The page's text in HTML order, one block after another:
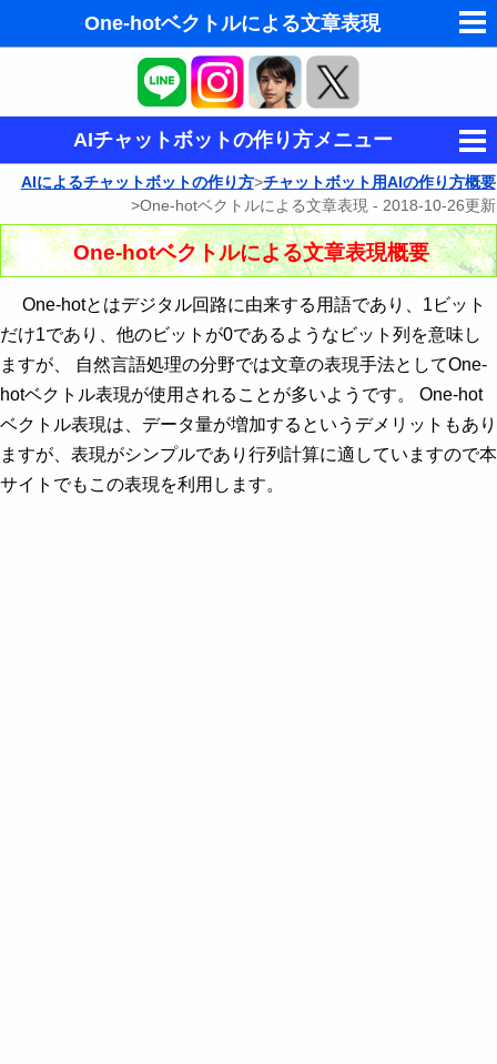
One-hotベクトルによる文章表現
東洋・西洋占星術
東洋・西洋占星術
夢の夢占い
Western-Eastern Astrology
AIチャットボットの作り方メニュー
チャットボット用AIの作り方概要
One-hotベクトルによる文章表現
AIチャットボット環境の作り方と故障診断
ディープラーニング用GPU環境の作り方
GPUの故障診断
AIとは - ニューラルネットワーク
誤差逆伝播法
AIの応用例
姿勢推定 - PoseEstimation
AIによるチャットボットの作り方>チャットボット用AIの作り方概要
>One-hotベクトルによる文章表現 - 2018-10-26更新
One-hotベクトルによる文章表現概要
One-hotとはデジタル回路に由来する用語であり、1ビット
だけ1であり、他のビットが0であるようなビット列を意味し
ますが、 自然言語処理の分野では文章の表現手法としてOne-
hotベクトル表現が使用されることが多いようです。 One-hot
ベクトル表現は、データ量が増加するというデメリットもあり
ますが、表現がシンプルであり行列計算に適していますので本
サイトでもこの表現を利用します。